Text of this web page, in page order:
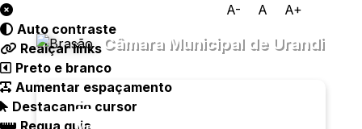
A- A A+
Câmara Municipal de Urandi
Auto contraste
Realçar links
Preto e branco
Aumentar espaçamento
Destacando cursor
Regua guia